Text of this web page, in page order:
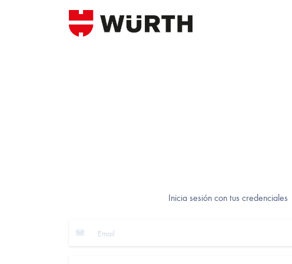
Inicia sesión con tus credenciales